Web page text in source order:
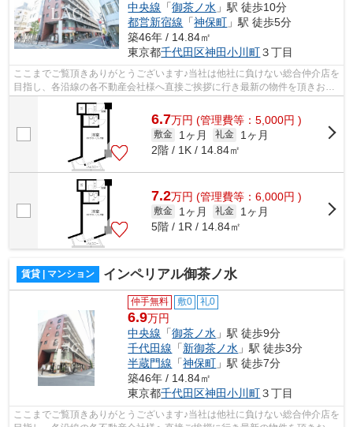
中央線 「御茶ノ水 」駅 徒歩10分
都営新宿線 「神保町 」駅 徒歩5分
築46年 / 14.84㎡
東京都千代田区神田小川町３丁目
ここまでご覧頂きありがとうございます♪当社は他社に負けない総合仲介店を
目指し、各沿線の各不動産会社様へ直接ご挨拶に行き最新の物件を頂きお客
様へ提供しております！最新の情報は...
6.7万円 (管理費等：5,000円 )
敷金 1ヶ月 礼金
1ヶ月
2階 / 1K / 14.84㎡
7.2万円 (管理費等：6,000円 )
敷金 1ヶ月 礼金
1ヶ月
5階 / 1R / 14.84㎡
賃貸 | マンション インペリアル御茶ノ水
仲手無料 敷0 礼0
6.9万円
中央線 「御茶ノ水 」駅 徒歩9分
千代田線 「新御茶ノ水 」駅 徒歩3分
半蔵門線 「神保町 」駅 徒歩7分
築46年 / 14.84㎡
東京都千代田区神田小川町３丁目
ここまでご覧頂きありがとうございます♪当社は他社に負けない総合仲介店を